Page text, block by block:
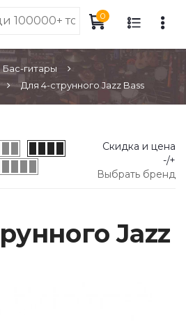
0
Бас-гитары
Для 4-струнного Jazz Bass
Скидка и цена
-/+
Выбрать бренд
Jazz